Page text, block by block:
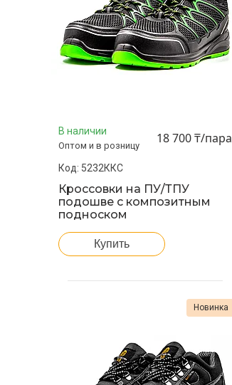
В наличии
Оптом и в розницу 18 700 ₸/пара
5232ККС
Кроссовки на ПУ/ТПУ
подошве с композитным
подноском
Купить
Новинка